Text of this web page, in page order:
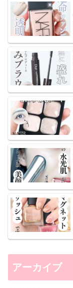
アーカイブ